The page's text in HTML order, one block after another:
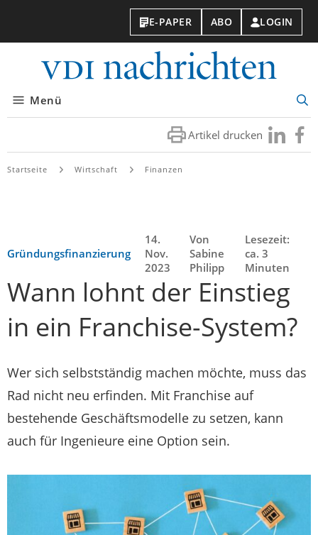
E-PAPER ABO LOGIN
Menü
Artikel drucken Besuchen
Sie
Sie
Startseite Wirtschaft Finanzen
Gründungsfinanzierung
14.
Nov.
2023
Von
Sabine
Philipp
Lesezeit:
ca. 3
Minuten
Wann lohnt der Einstieg
in ein Franchise-System?
Wer sich selbstständig machen möchte, muss das
Rad nicht neu erfinden. Mit Franchise auf
bestehende Geschäftsmodelle zu setzen, kann
auch für Ingenieure eine Option sein.